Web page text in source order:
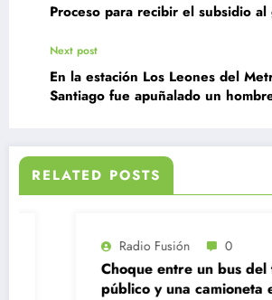
Proceso para recibir el subsidio al
Next post
En la estación Los Leones del
Santiago fue apuñalado un
RELATED POSTS
Radio Fusión 0
Choque entre un bus del
público y una camioneta en